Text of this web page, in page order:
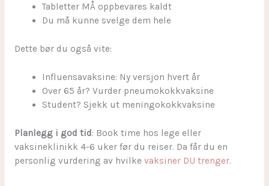
Tabletter MÅ oppbevares kaldt
Du må kunne svelge dem hele
Dette bør du også vite:
Influensavaksine: Ny versjon hvert år
Over 65 år? Vurder pneumokokkvaksine
Student? Sjekk ut meningokokkvaksine
Planlegg i god tid: Book time hos lege eller
vaksineklinikk 4-6 uker før du reiser. Da får du en
personlig vurdering av hvilke vaksiner DU trenger.